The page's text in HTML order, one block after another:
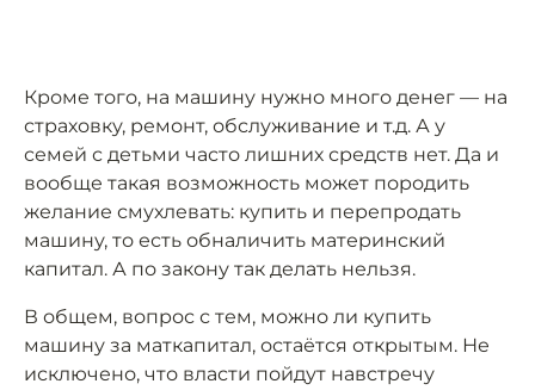
Кроме того, на машину нужно много денег –– на
страховку, ремонт, обслуживание и т.д. А у
семей с детьми часто лишних средств нет. Да и
вообще такая возможность может породить
желание смухлевать: купить и перепродать
машину, то есть обналичить материнский
капитал. А по закону так делать нельзя.
В общем, вопрос с тем, можно ли купить
машину за маткапитал, остаётся открытым. Не
исключено, что власти пойдут навстречу